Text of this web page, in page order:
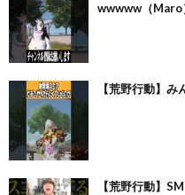
wwwww（Maro
【荒野行動】
【荒野行動】